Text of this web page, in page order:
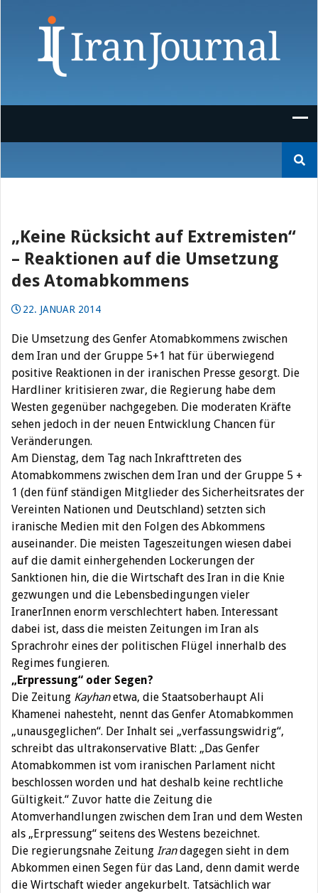
nach:
„Keine Rücksicht auf Extremisten“
– Reaktionen auf die Umsetzung
des Atomabkommens
22. JANUAR 2014
Die Umsetzung des Genfer Atomabkommens zwischen
dem Iran und der Gruppe 5+1 hat für überwiegend
positive Reaktionen in der iranischen Presse gesorgt. Die
Hardliner kritisieren zwar, die Regierung habe dem
Westen gegenüber nachgegeben. Die moderaten Kräfte
sehen jedoch in der neuen Entwicklung Chancen für
Veränderungen.
Am Dienstag, dem Tag nach Inkrafttreten des
Atomabkommens zwischen dem Iran und der Gruppe 5 +
1 (den fünf ständigen Mitglieder des Sicherheitsrates der
Vereinten Nationen und Deutschland) setzten sich
iranische Medien mit den Folgen des Abkommens
auseinander. Die meisten Tageszeitungen wiesen dabei
auf die damit einhergehenden Lockerungen der
Sanktionen hin, die die Wirtschaft des Iran in die Knie
gezwungen und die Lebensbedingungen vieler
IranerInnen enorm verschlechtert haben. Interessant
dabei ist, dass die meisten Zeitungen im Iran als
Sprachrohr eines der politischen Flügel innerhalb des
Regimes fungieren.
„Erpressung“ oder Segen?
Die Zeitung Kayhanetwa, die Staatsoberhaupt Ali
Khamenei nahesteht, nennt das Genfer Atomabkommen
„unausgeglichen“. Der Inhalt sei „verfassungswidrig“,
schreibt das ultrakonservative Blatt: „Das Genfer
Atomabkommen ist vom iranischen Parlament nicht
beschlossen worden und hat deshalb keine rechtliche
Gültigkeit.“ Zuvor hatte die Zeitung die
Atomverhandlungen zwischen dem Iran und dem Westen
als „Erpressung“ seitens des Westens bezeichnet.
Die regierungsnahe Zeitung Irandagegen sieht in dem
Abkommen einen Segen für das Land, denn damit werde
die Wirtschaft wieder angekurbelt. Tatsächlich war